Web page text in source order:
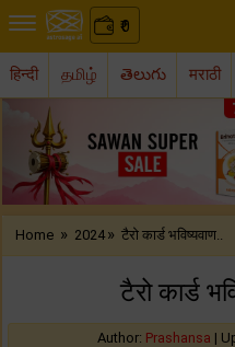
₹
0
हिन्दी தமிழ் తెలుగు मराठी
Previous
Home » 2024 » टैरो कार्ड भविष्यवाण..
टैरो कार्ड
Author: Prashansa |